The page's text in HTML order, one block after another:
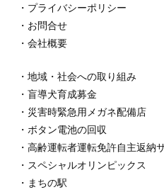
・プライバシーポリシー
・お問合せ
・会社概要
・地域・社会への取り組み
・盲導犬育成募金
・災害時緊急用メガネ配備店
・ボタン電池の回収
・高齢運転者運転免許自主返納
・スペシャルオリンピックス
・まちの駅